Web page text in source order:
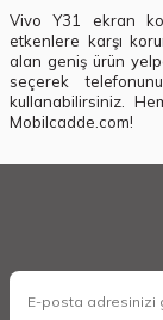
Vivo Y31 ekran
etkenlere karşı
alan geniş ürün
seçerek
kullanabilirsiniz.
Mobilcadde.com!